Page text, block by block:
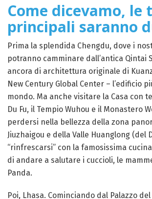
Come dicevamo, le
principali saranno
Prima la splendida Chengdu, dove i
potranno camminare dall’antica Qintai
ancora di architettura originale di
New Century Global Center – l’edificio
mondo. Ma anche visitare la Casa con
Du Fu, il Tempio Wuhou e il Monastero
perdersi nella bellezza della zona
Jiuzhaigou e della Valle Huanglong (del
“rinfrescarsi” con la famosissima
di andare a salutare i cuccioli, le
Panda.
Poi, Lhasa. Cominciando dal Palazzo